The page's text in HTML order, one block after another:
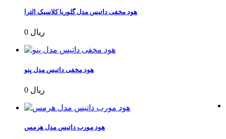
هود مخفی داتیس مدل گلوریا کلاسیک الترا
0 ریال
هود مخفی داتیس مدل پنو
0 ریال
هود مورب داتیس مدل هرمس